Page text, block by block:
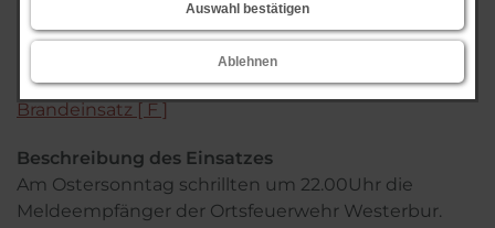
Auswahl bestätigen
Ablehnen
Westerbur
Einsatzart
Brandeinsatz [ F ]
Beschreibung des Einsatzes
Am Ostersonntag schrillten um 22.00Uhr die
Meldeempfänger der Ortsfeuerwehr Westerbur.